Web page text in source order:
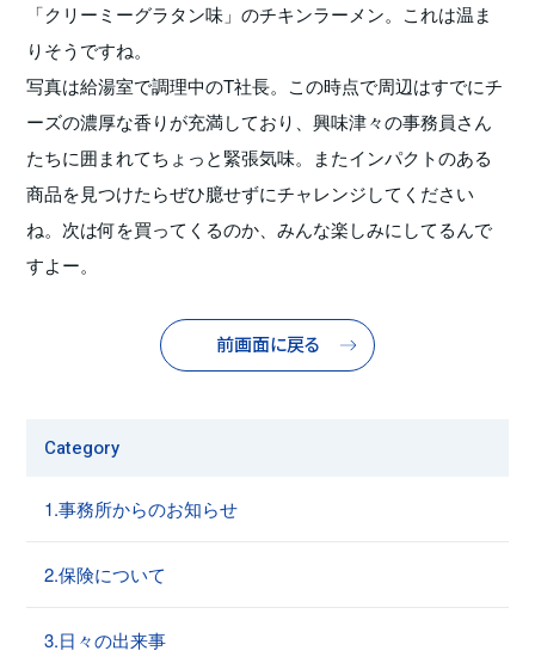
「クリーミーグラタン味」のチキンラーメン。これは温ま
りそうですね。
写真は給湯室で調理中のT社長。この時点で周辺はすでにチ
ーズの濃厚な香りが充満しており、興味津々の事務員さん
たちに囲まれてちょっと緊張気味。またインパクトのある
商品を見つけたらぜひ臆せずにチャレンジしてください
ね。次は何を買ってくるのか、みんな楽しみにしてるんで
すよー。
前画面に戻る
Category
1.事務所からのお知らせ
2.保険について
3.日々の出来事